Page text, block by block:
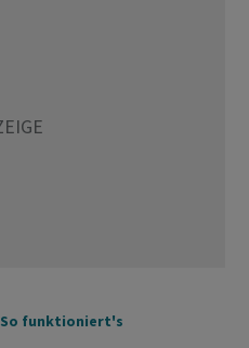
So funktioniert's